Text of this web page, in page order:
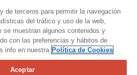
de terceros para permitir la navegación
del tráfico y uso de la web,
se muestran algunos contenidos y
con las preferencias y hábitos de
info en nuestra Política de Cookies
Aceptar